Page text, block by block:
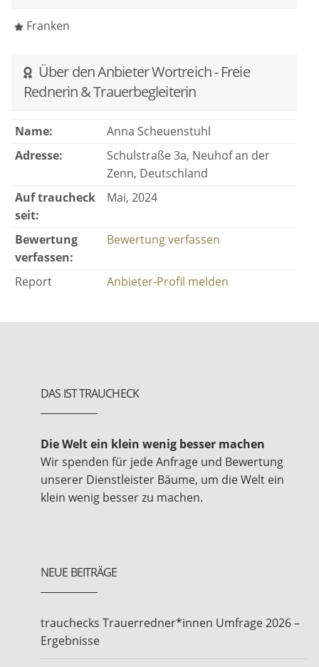
Franken
Über den Anbieter Wortreich - Freie
Rednerin & Trauerbegleiterin
Name:
Anna Scheuenstuhl
Adresse:
Schulstraße 3a, Neuhof an der
Zenn, Deutschland
Auf traucheck
seit:
Mai, 2024
Bewertung
verfassen:
Bewertung verfassen
Report Anbieter-Profil melden
DAS IST TRAUCHECK
Die Welt ein klein wenig besser machen
Wir spenden für jede Anfrage und Bewertung
unserer Dienstleister Bäume, um die Welt ein
klein wenig besser zu machen.
NEUE BEITRÄGE
trauchecks Trauerredner*innen Umfrage 2026 –
Ergebnisse